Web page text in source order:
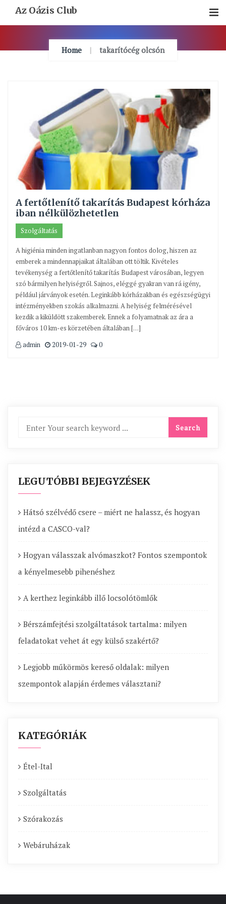
Content
Az Oázis Club
Home takarítócég olcsón
A fertőtlenítő takarítás Budapest kórháza
iban nélkülözhetetlen
Szolgáltatás
A higiénia minden ingatlanban nagyon fontos dolog, hiszen az
emberek a mindennapjaikat általában ott töltik. Kivételes
tevékenység a fertőtlenítő takarítás Budapest városában, legyen
szó bármilyen helyiségről. Sajnos, eléggé gyakran van rá igény,
például járványok esetén. Leginkább kórházakban és egészségügyi
intézményekben szokás alkalmazni. A helyiség felmérésével
kezdik a kiküldött szakemberek. Ennek a folyamatnak az ára a
főváros 10 km-es körzetében általában […]
admin
2019-01-29 0
LEGUTÓBBI BEJEGYZÉSEK
Hátsó szélvédő csere – miért ne halassz, és hogyan
intézd a CASCO-val?
Hogyan válasszak alvómaszkot? Fontos szempontok
a kényelmesebb pihenéshez
A kerthez leginkább illő locsolótömlők
Bérszámfejtési szolgáltatások tartalma: milyen
feladatokat vehet át egy külső szakértő?
Legjobb műkörmös kereső oldalak: milyen
szempontok alapján érdemes választani?
KATEGÓRIÁK
Étel-Ital
Szolgáltatás
Szórakozás
Webáruházak